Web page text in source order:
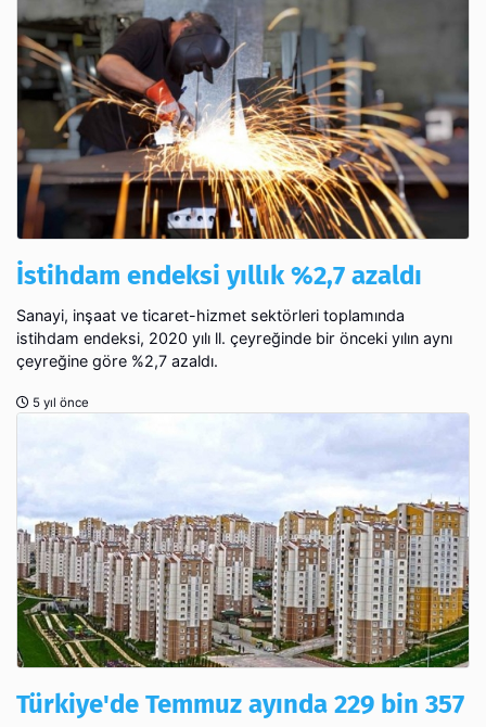
İstihdam endeksi yıllık %2,7 azaldı
Sanayi, inşaat ve ticaret-hizmet sektörleri toplamında
istihdam endeksi, 2020 yılı ll. çeyreğinde bir önceki yılın aynı
çeyreğine göre %2,7 azaldı.
5 yıl önce
Türkiye'de Temmuz ayında 229 bin 357